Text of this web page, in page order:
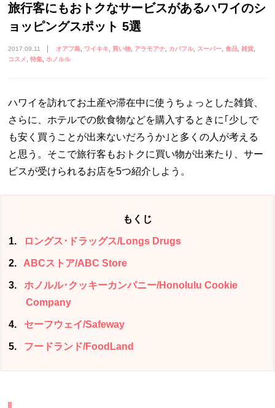
旅行客にもおトクなサービスがあるハワイのシ
ョッピングスポット 5選
2017.09.11 オアフ島 ワイキキ 買い物 アラモアナ カパフル スーパー 食品 雑貨
コスメ 特集 ホノルル
ハワイを訪れてお土産や滞在中に使うちょっとした雑貨、
さらに、ホテルでの飲食物などを購入するときに｢少しで
も安く買うことが出来ないだろうか｣と多くの人が考える
と思う。そこで旅行客もおトクに買い物が出来たり、サー
ビスが受けられるお店を5つ紹介しよう。
もくじ
1 ロングス･ドラッグス/Longs Drugs
2 ABCストア/ABC Store
3
ホノルル･クッキーカンパニー/Honolulu Cookie
Company
4 セーフウェイ/Safeway
5 フードランド/FoodLand